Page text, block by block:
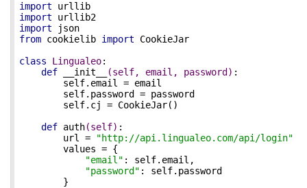
import
import
import
from cookielib import CookieJar
class
Lingualeo:
def
__init__ (self, email, password) :
        self.email = email
        self.password = password
        self.cj = CookieJar()
def auth(self) :
        url =
"http://api.lingualeo.com/api/login"
        values = {
"email" : self.email,
"password" : self.password
        }